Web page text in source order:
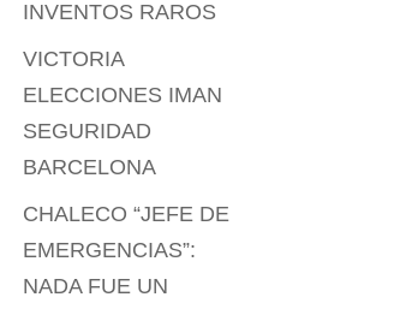
INVENTOS RAROS
VICTORIA
ELECCIONES IMAN
SEGURIDAD
BARCELONA
CHALECO “JEFE DE
EMERGENCIAS”:
NADA FUE UN